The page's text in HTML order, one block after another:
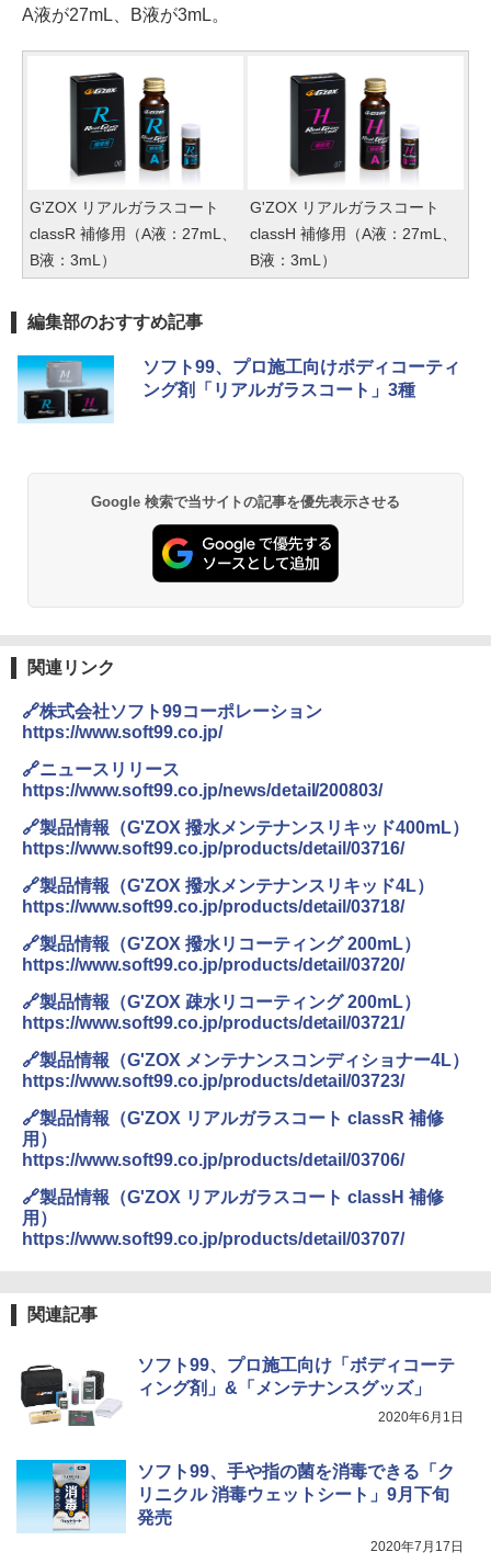
A液が27mL、B液が3mL。
G'ZOX リアルガラスコート
classR 補修用（A液：27mL、
B液：3mL）
G'ZOX リアルガラスコート
classH 補修用（A液：27mL、
B液：3mL）
編集部のおすすめ記事
ソフト99、プロ施工向けボディコーティ
ング剤「リアルガラスコート」3種
Google 検索で当サイトの記事を優先表示させる
関連リンク
🔗株式会社ソフト99コーポレーション
https://www.soft99.co.jp/
🔗ニュースリリース
https://www.soft99.co.jp/news/detail/200803/
🔗製品情報（G'ZOX 撥水メンテナンスリキッド400mL）
https://www.soft99.co.jp/products/detail/03716/
🔗製品情報（G'ZOX 撥水メンテナンスリキッド4L）
https://www.soft99.co.jp/products/detail/03718/
🔗製品情報（G'ZOX 撥水リコーティング 200mL）
https://www.soft99.co.jp/products/detail/03720/
🔗製品情報（G'ZOX 疎水リコーティング 200mL）
https://www.soft99.co.jp/products/detail/03721/
🔗製品情報（G'ZOX メンテナンスコンディショナー4L）
https://www.soft99.co.jp/products/detail/03723/
🔗製品情報（G'ZOX リアルガラスコート classR 補修
用）
https://www.soft99.co.jp/products/detail/03706/
🔗製品情報（G'ZOX リアルガラスコート classH 補修
用）
https://www.soft99.co.jp/products/detail/03707/
関連記事
ソフト99、プロ施工向け「ボディコーテ
ィング剤」&「メンテナンスグッズ」
2020年6月1日
ソフト99、手や指の菌を消毒できる「ク
リニクル 消毒ウェットシート」9月下旬
発売
2020年7月17日